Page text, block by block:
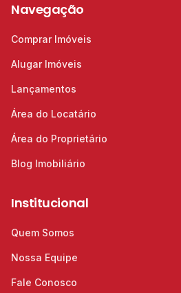
Navegação
Comprar Imóveis
Alugar Imóveis
Lançamentos
Área do Locatário
Área do Proprietário
Blog Imobiliário
Institucional
Quem Somos
Nossa Equipe
Fale Conosco